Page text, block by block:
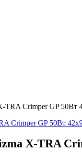
Crimper GP 50Вт
X-TRA